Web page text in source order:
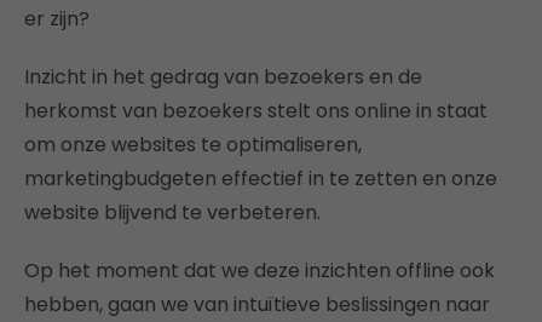
er zijn?
Inzicht in het gedrag van bezoekers en de
herkomst van bezoekers stelt ons online in staat
om onze websites te optimaliseren,
marketingbudgeten effectief in te zetten en onze
website blijvend te verbeteren.
Op het moment dat we deze inzichten offline ook
hebben, gaan we van intuïtieve beslissingen naar